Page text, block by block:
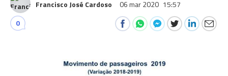
Francisco José Cardoso 06 mar 2020 15:57
0